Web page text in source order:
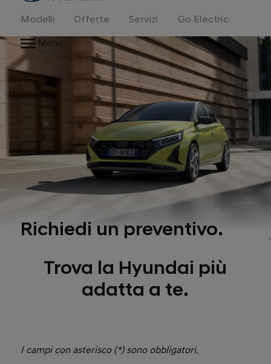
Modelli Offerte Servizi
Go Electric
Menu
Richiedi un preventivo.
Trova la Hyundai più
adatta a te.
I campi con asterisco (*) sono obbligatori.